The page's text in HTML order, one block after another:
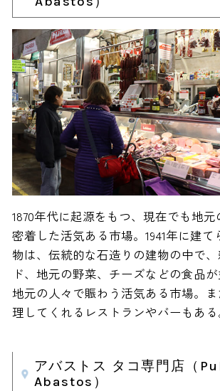
1870年代に起源をもつ、現在でも地
密着した活気ある市場。1941年に建
物は、伝統的な石造りの建物の中で
ド、地元の野菜、チーズなどの食品
地元の人々で賑わう活気ある市場。
理してくれるレストランやバーもある
アバストス タコ専門店（
Abastos）